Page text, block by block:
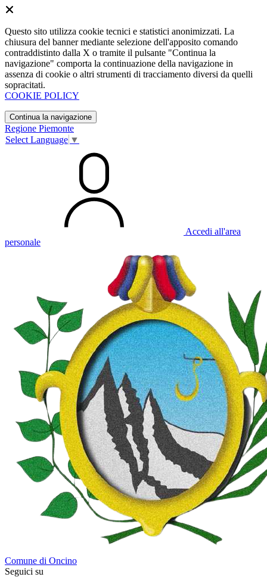
Questo sito utilizza cookie tecnici e statistici anonimizzati. La
chiusura del banner mediante selezione dell'apposito comando
contraddistinto dalla X o tramite il pulsante "Continua la
navigazione" comporta la continuazione della navigazione in
assenza di cookie o altri strumenti di tracciamento diversi da quelli
sopracitati.
COOKIE POLICY
Continua la navigazione
Regione Piemonte
Select Language ▼
Accedi all'area
personale
Comune di Oncino
Seguici su